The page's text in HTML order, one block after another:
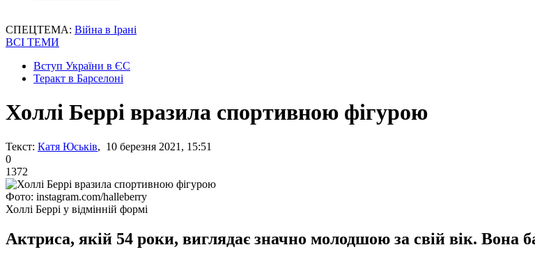
СПЕЦТЕМА: Війна в Ірані
ВСІ ТЕМИ
Вступ України в ЄС
Теракт в Барселоні
Холлі Беррі вразила спортивною фігурою
Текст: Катя Юськів, 10 березня 2021, 15:51
0
1372
Фото: instagram.com/halleberry
Холлі Беррі у відмінній формі
Актриса, якій 54 роки, виглядає значно молодшою за свій вік. Вона